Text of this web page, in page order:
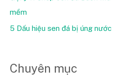
mềm
5 Dấu hiệu sen đá bị úng
Chuyên mục